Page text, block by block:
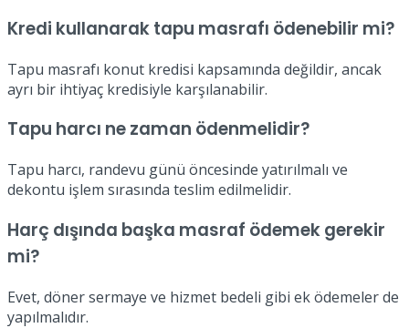
Kredi kullanarak tapu masrafı ödenebilir mi?
Tapu masrafı konut kredisi kapsamında değildir, ancak
ayrı bir ihtiyaç kredisiyle karşılanabilir.
Tapu harcı ne zaman ödenmelidir?
Tapu harcı, randevu günü öncesinde yatırılmalı ve
dekontu işlem sırasında teslim edilmelidir.
Harç dışında başka masraf ödemek gerekir
mi?
Evet, döner sermaye ve hizmet bedeli gibi ek ödemeler de
yapılmalıdır.